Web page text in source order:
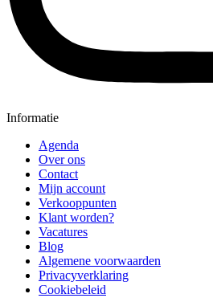
Informatie
Agenda
Over ons
Contact
Mijn account
Verkooppunten
Klant worden?
Vacatures
Blog
Algemene voorwaarden
Privacyverklaring
Cookiebeleid